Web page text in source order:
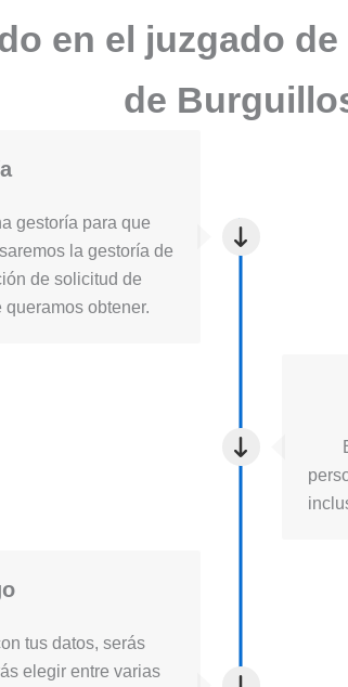
en el juzgado de
de
gestoría para que
la gestoría de
de solicitud de
obtener.
tus datos, serás
elegir entre varias